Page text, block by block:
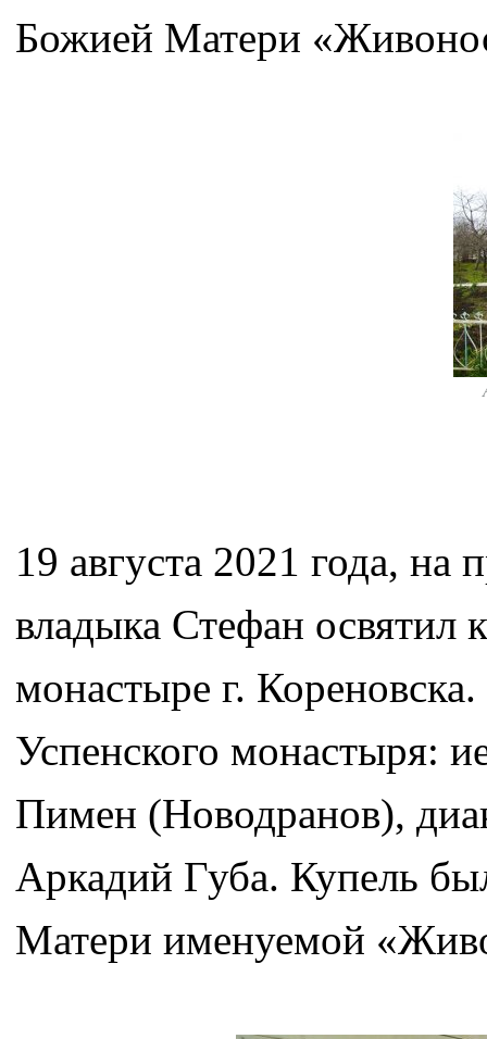
Божией Матери
19 августа 2021 года,
владыка Стефан освятил
монастыре г.
Успенского монастыря:
Пимен (Новодранов),
Аркадий Губа. Купель
Матери именуемой